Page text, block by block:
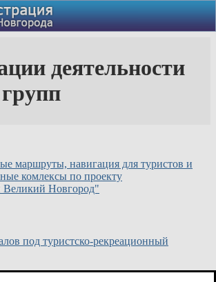
деятельности
маршруты, навигация для туристов и
комлексы по проекту
Новгород"
под туристско-рекреационный